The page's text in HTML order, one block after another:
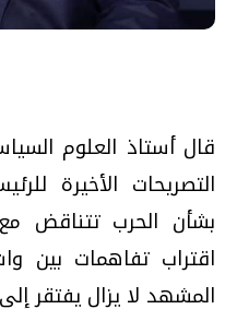
قال أستاذ العلوم
التصريحات الأخيرة
بشأن الحرب تتناقض
اقتراب تفاهمات بين
المشهد لا يزال يفتقر